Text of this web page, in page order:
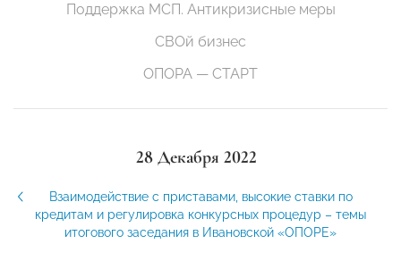
Поддержка МСП. Антикризисные меры
СВОй бизнес
ОПОРА — СТАРТ
28 Декабря 2022
Взаимодействие с приставами, высокие ставки по
кредитам и регулировка конкурсных процедур – темы
итогового заседания в Ивановской «ОПОРЕ»